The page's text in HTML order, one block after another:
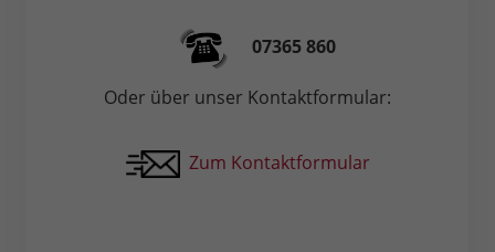
07365 860
Oder über unser Kontaktformular:
Zum Kontaktformular